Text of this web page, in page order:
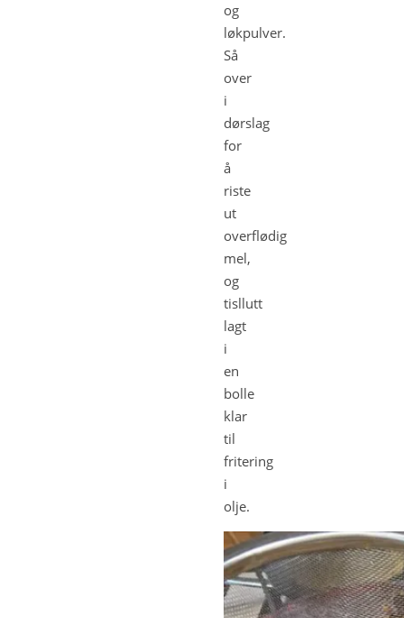
og
løkpulver.
Så
over
i
dørslag
for
å
riste
ut
overflødig
mel,
og
tisllutt
lagt
i
en
bolle
klar
til
fritering
i
olje.